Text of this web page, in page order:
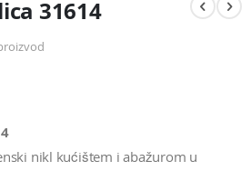
31614
nikl kućištem i abažurom u